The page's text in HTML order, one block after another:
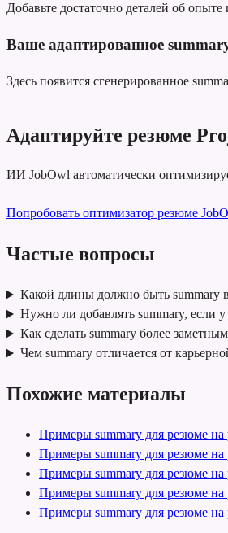
Добавьте достаточно деталей об
Ваше адаптированное
Здесь появится сгенерированное
Адаптируйте резюме
ИИ JobOwl автоматически
Попробовать оптимизатор резюме
Частые вопросы
Какой длины должно быть summary
Нужно ли добавлять summary, если
Как сделать summary более
Чем summary отличается от
Похожие материалы
Примеры summary для резюме на
Примеры summary для резюме на
Примеры summary для резюме на
Примеры summary для резюме на
Примеры summary для резюме на